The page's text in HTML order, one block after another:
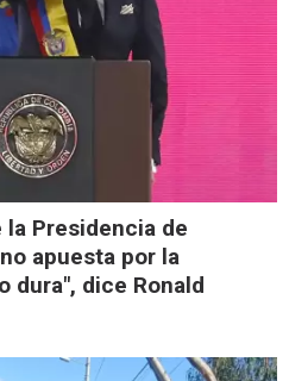
la Presidencia de
apuesta por la
dura", dice Ronald